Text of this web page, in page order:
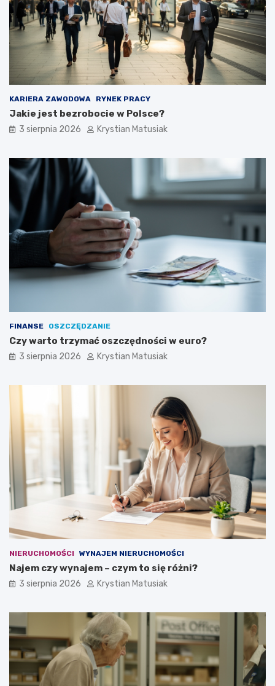
KARIERA ZAWODOWA RYNEK PRACY
Jakie jest bezrobocie w Polsce?
3 sierpnia 2026 Krystian Matusiak
FINANSE OSZCZĘDZANIE
Czy warto trzymać oszczędności w euro?
3 sierpnia 2026 Krystian Matusiak
NIERUCHOMOŚCI WYNAJEM NIERUCHOMOŚCI
Najem czy wynajem – czym to się różni?
3 sierpnia 2026 Krystian Matusiak